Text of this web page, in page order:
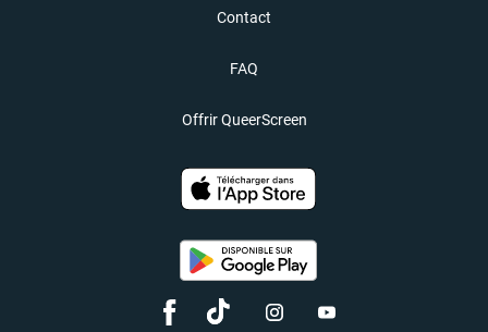
Contact
FAQ
Offrir QueerScreen